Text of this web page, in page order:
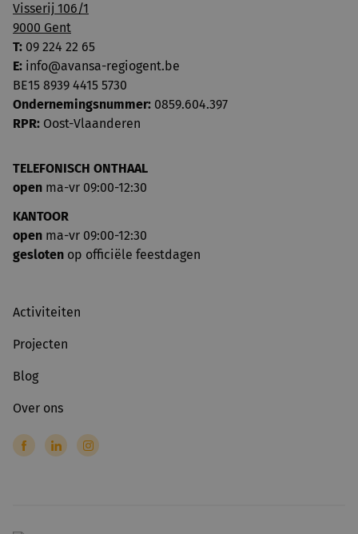
Visserij 106/1
9000 Gent
T: 09 224 22 65
E: info@avansa-regiogent.be
BE15 8939 4415 5730
Ondernemingsnummer: 0859.604.397
RPR: Oost-Vlaanderen
TELEFONISCH ONTHAAL
open ma-vr 09:00-12:30
KANTOOR
open ma-vr 09:00-12:30
gesloten op officiële feestdagen
Activiteiten
Projecten
Blog
Over ons